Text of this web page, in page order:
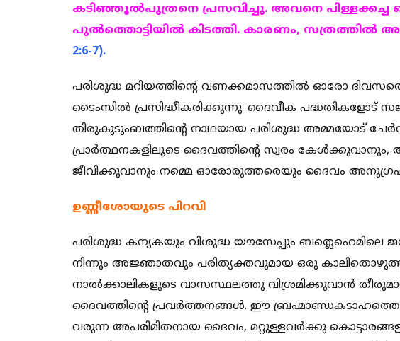
കടിഞ്ഞൂല്‍പുത്രനെ പ്രസവിച്ചു. അവനെ
പുല്‍ത്തൊട്ടിയില്‍ കിടത്തി. കാരണം, സത്രത്തില്‍
2:6-7).
പരിശുദ്ധ മറിയത്തിന്റെ വണക്കമാസത്തില്‍ ഓരോ
ടൈംസില്‍ പ്രസിദ്ധീകരിക്കുന്നു. ദൈവീക പദ്ധതികളോട്
തിരുകുടുംബത്തിന്റെ നാഥയായ പരിശുദ്ധ അമ്മയോട്
പ്രാർത്ഥനകളിലൂടെ ദൈവത്തിന്റെ സ്വരം കേൾക്കുവാനും,
ജീവിക്കുവാനും നമ്മെ ഓരോരുത്തരെയും ദൈവം
ഉണ്ണീശോയുടെ പിറവി
പരിശുദ്ധ കന്യകയും വിശുദ്ധ യൗസേപ്പും
നിന്നും അജ്ഞാതവും പരിത്യക്തവുമായ ഒരു
നാല്‍ക്കാലികളുടെ വാസസ്ഥലത്തു വിശ്രമിക്കുവാന്‍
ദൈവത്തിന്‍റെ പ്രവര്‍ത്തനങ്ങള്‍. ഈ ബ്രഹ്മാണ്ഡകടാഹത്തെ
വരുന്ന അപരിമിതനായ ദൈവം, മറ്റുള്ളവര്‍ക്കു